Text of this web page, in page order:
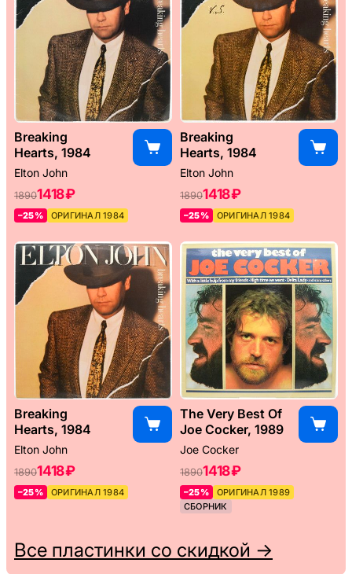
Breaking
Hearts, 1984
Elton John
18901418 ₽
–25% ОРИГИНАЛ 1984
Breaking
Hearts, 1984
Elton John
18901418 ₽
–25% ОРИГИНАЛ 1984
Breaking
Hearts, 1984
Elton John
18901418 ₽
–25% ОРИГИНАЛ 1984
The Very Best Of
Joe Cocker, 1989
Joe Cocker
18901418 ₽
–25%
ОРИГИНАЛ 1989
СБОРНИК
Все пластинки со скидкой →